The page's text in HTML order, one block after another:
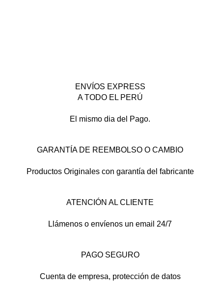
ENVÍOS EXPRESS
A TODO EL PERÚ
El mismo dia del Pago.
GARANTÍA DE REEMBOLSO O CAMBIO
Productos Originales con garantía del fabricante
ATENCIÓN AL CLIENTE
Llámenos o envíenos un email 24/7
PAGO SEGURO
Cuenta de empresa, protección de datos